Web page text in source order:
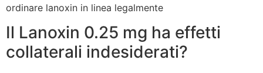
ordinare lanoxin in linea legalmente
Il Lanoxin 0.25 mg ha effetti
collaterali indesiderati?